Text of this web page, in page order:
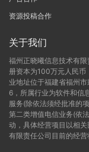
资源投稿合作
关于我们
福州正晓曦信息技术有
册资本为100万元人民
业地址位于福建省福州
6，所属行业为软件和信
服务(除依法须经批准的
第二类增值电信业务(依
动，具体经营项目以相
有限责任公司目前的经营